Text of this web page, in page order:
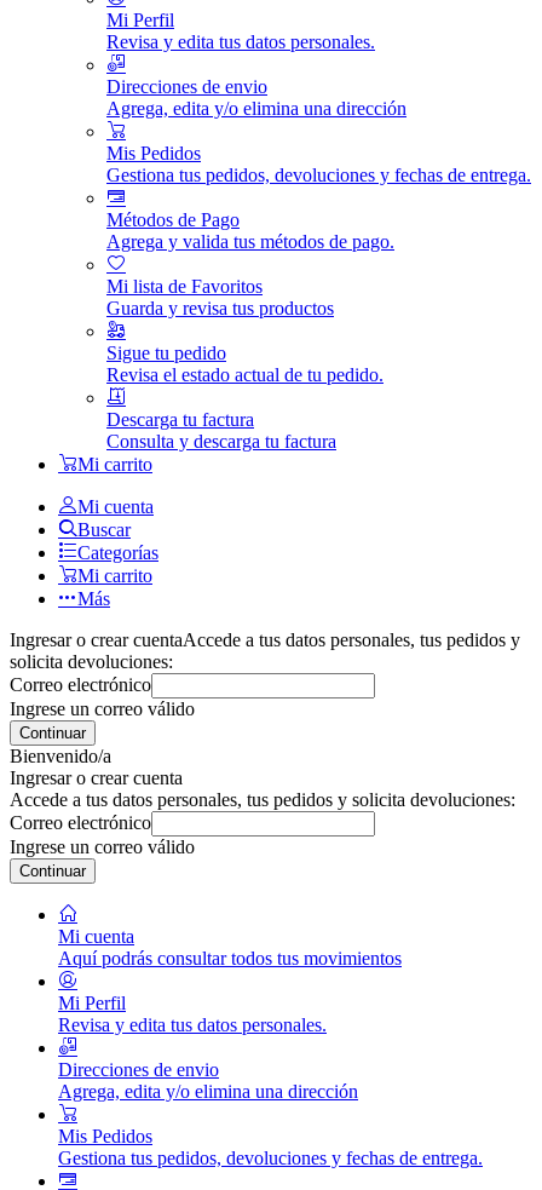
Mi Perfil
Revisa y edita tus datos personales.
Direcciones de envio
Agrega, edita y/o elimina una dirección
Mis Pedidos
Gestiona tus pedidos, devoluciones y fechas de entrega.
Métodos de Pago
Agrega y valida tus métodos de pago.
Mi lista de Favoritos
Guarda y revisa tus productos
Sigue tu pedido
Revisa el estado actual de tu pedido.
Descarga tu factura
Consulta y descarga tu factura
Mi carrito
Mi cuenta
Buscar
Categorías
Mi carrito
Más
Ingresar o crear cuentaAccede a tus datos personales, tus pedidos y
solicita devoluciones:
Correo electrónico
Ingrese un correo válido
Continuar
Bienvenido/a
Ingresar o crear cuenta
Accede a tus datos personales, tus pedidos y solicita devoluciones:
Correo electrónico
Ingrese un correo válido
Continuar
Mi cuenta
Aquí podrás consultar todos tus movimientos
Mi Perfil
Revisa y edita tus datos personales.
Direcciones de envio
Agrega, edita y/o elimina una dirección
Mis Pedidos
Gestiona tus pedidos, devoluciones y fechas de entrega.